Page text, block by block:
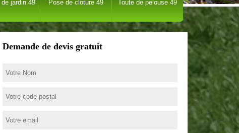
de jardin 49 Pose de cloture 49 Toute de pelouse 49
Demande de devis gratuit